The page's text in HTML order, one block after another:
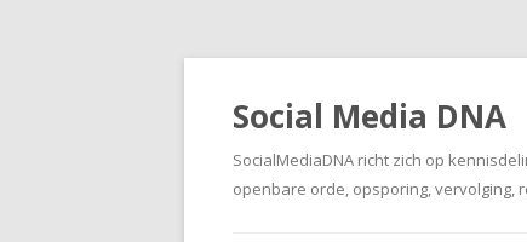
Social Media DNA
SocialMediaDNA richt zich op
openbare orde, opsporing, vervolging,